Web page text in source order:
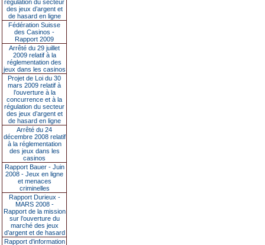
régulation du secteur
des jeux d’argent et
de hasard en ligne
Fédération Suisse
des Casinos -
Rapport 2009
Arrêté du 29 juillet
2009 relatif à la
réglementation des
jeux dans les casinos
Projet de Loi du 30
mars 2009 relatif à
l’ouverture à la
concurrence et à la
régulation du secteur
des jeux d’argent et
de hasard en ligne
Arrêté du 24
décembre 2008 relatif
à la réglementation
des jeux dans les
casinos
Rapport Bauer - Juin
2008 - Jeux en ligne
et menaces
criminelles
Rapport Durieux -
MARS 2008 -
Rapport de la mission
sur l’ouverture du
marché des jeux
d’argent et de hasard
Rapport d'information